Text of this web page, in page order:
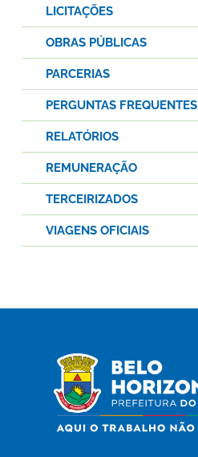
LICITAÇÕES
OBRAS PÚBLICAS
PARCERIAS
PERGUNTAS FREQUENTES
RELATÓRIOS
REMUNERAÇÃO
TERCEIRIZADOS
VIAGENS OFICIAIS